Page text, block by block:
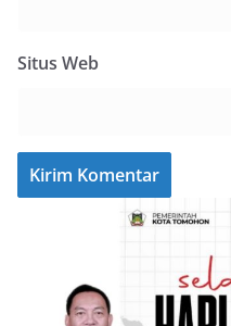
Situs Web